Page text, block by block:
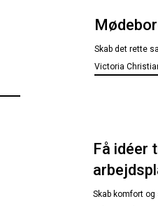
Skab det rette
Victoria
Få idéer
Skab komfort